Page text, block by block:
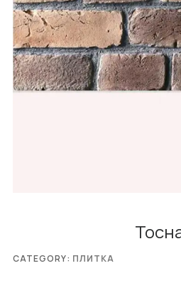
CATEGORY: ПЛИТКА